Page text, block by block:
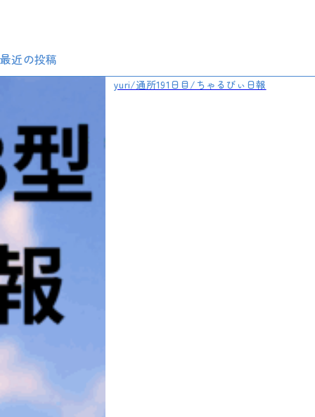
最近の投稿
yuri/通所191日目/ちゃるびぃ日報